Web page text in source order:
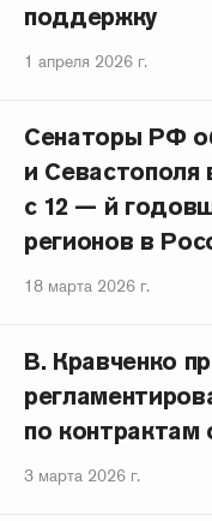
поддержку
1 апреля 2026 г.
Сенаторы РФ
и Севастополя
с 12 — й
регионов в
18 марта 2026 г.
В. Кравченко
по
3 марта 2026 г.